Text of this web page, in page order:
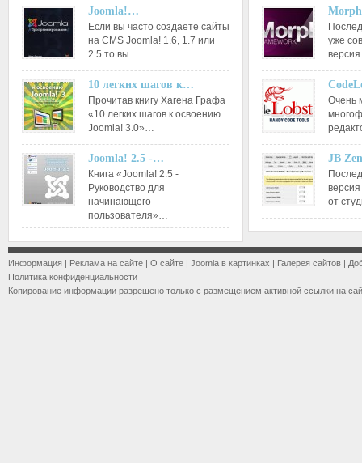
Joomla!…
Если вы часто создаете сайты
на CMS Joomla! 1.6, 1.7 или
2.5 то вы…
10 легких шагов к…
Прочитав книгу Хагена Графа
«10 легких шагов к освоению
Joomla! 3.0»…
Joomla! 2.5 -…
Книга «Joomla! 2.5 -
Руководство для
начинающего
пользователя»…
уже
Очень
JB
от
Информация | Реклама на сайте | О сайте | Joomla в картинках | Галерея сайтов |
Политика конфиденциальности
Копирование информации разрешено только с размещением активной ссылки на